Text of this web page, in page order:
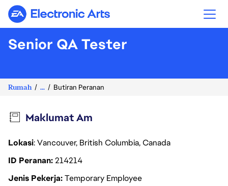
Electronic Arts
Senior QA Tester
Rumah ... Butiran Peranan
Maklumat Am
Lokasi: Vancouver, British Columbia, Canada
ID Peranan214214
Jenis PekerjaTemporary Employee